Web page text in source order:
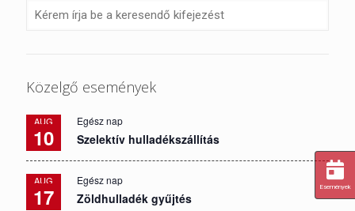
Közelgő események
AUG
10
Egész nap
Szelektív hulladékszállítás
AUG
17
Egész nap
Zöldhulladék gyűjtés
Események